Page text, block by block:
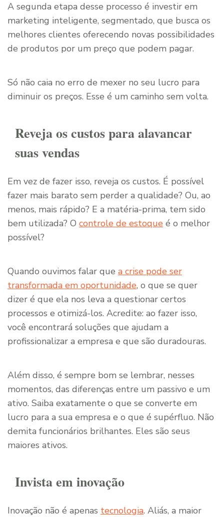
A segunda etapa desse processo é investir em
marketing inteligente, segmentado, que busca os
melhores clientes oferecendo novas possibilidades
de produtos por um preço que podem pagar.
Só não caia no erro de mexer no seu lucro para
diminuir os preços. Esse é um caminho sem volta.
Reveja os custos para alavancar
suas vendas
Em vez de fazer isso, reveja os custos. É possível
fazer mais barato sem perder a qualidade? Ou, ao
menos, mais rápido? E a matéria-prima, tem sido
bem utilizada? O controle de estoque é o melhor
possível?
Quando ouvimos falar que a crise pode ser
transformada em oportunidade, o que se quer
dizer é que ela nos leva a questionar certos
processos e otimizá-los. Acredite: ao fazer isso,
você encontrará soluções que ajudam a
profissionalizar a empresa e que são duradouras.
Além disso, é sempre bom se lembrar, nesses
momentos, das diferenças entre um passivo e um
ativo. Saiba exatamente o que se converte em
lucro para a sua empresa e o que é supérfluo. Não
demita funcionários brilhantes. Eles são seus
maiores ativos.
Invista em inovação
Inovação não é apenas tecnologia. Aliás, a maior